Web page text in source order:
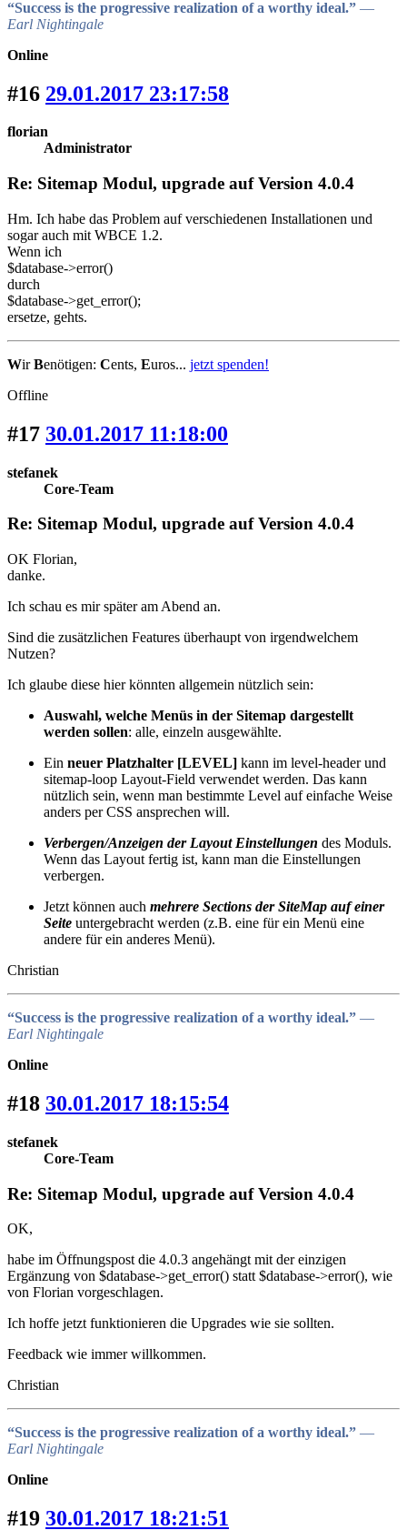
“Success is the progressive realization of a worthy ideal.” ―
Earl Nightingale
Online
#16 29.01.2017 23:17:58
florian
Administrator
Re: Sitemap Modul, upgrade auf Version 4.0.4
Hm. Ich habe das Problem auf verschiedenen Installationen und
sogar auch mit WBCE 1.2.
Wenn ich
$database->error()
durch
$database->get_error();
ersetze, gehts.
WirBenötigen: Cents, Euros... jetzt spenden!
Offline
#17 30.01.2017 11:18:00
stefanek
Core-Team
Re: Sitemap Modul, upgrade auf Version 4.0.4
OK Florian,
danke.
Ich schau es mir später am Abend an.
Sind die zusätzlichen Features überhaupt von irgendwelchem
Nutzen?
Ich glaube diese hier könnten allgemein nützlich sein:
Auswahl, welche Menüs in der Sitemap dargestellt
werden sollen: alle, einzeln ausgewählte.
Ein neuer Platzhalter [LEVEL] kann im level-header und
sitemap-loop Layout-Field verwendet werden. Das kann
nützlich sein, wenn man bestimmte Level auf einfache Weise
anders per CSS ansprechen will.
Verbergen/Anzeigen der Layout Einstellungen des Moduls.
Wenn das Layout fertig ist, kann man die Einstellungen
verbergen.
Jetzt können auch mehrere Sections der SiteMap auf einer
Seite untergebracht werden (z.B. eine für ein Menü eine
andere für ein anderes Menü).
Christian
“Success is the progressive realization of a worthy ideal.” ―
Earl Nightingale
Online
#18 30.01.2017 18:15:54
stefanek
Core-Team
Re: Sitemap Modul, upgrade auf Version 4.0.4
OK,
habe im Öffnungspost die 4.0.3 angehängt mit der einzigen
Ergänzung von $database->get_error() statt $database->error(), wie
von Florian vorgeschlagen.
Ich hoffe jetzt funktionieren die Upgrades wie sie sollten.
Feedback wie immer willkommen.
Christian
“Success is the progressive realization of a worthy ideal.” ―
Earl Nightingale
Online
#19 30.01.2017 18:21:51